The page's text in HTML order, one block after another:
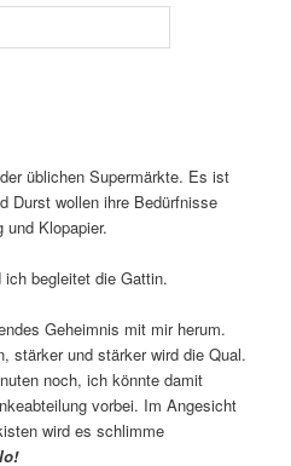
üblichen Supermärkte. Es ist
Durst wollen ihre Bedürfnisse
und Klopapier.
begleitet die Gattin.
Geheimnis mit mir herum.
stärker und stärker wird die Qual.
noch, ich könnte damit
vorbei. Im Angesicht
wird es schlimme